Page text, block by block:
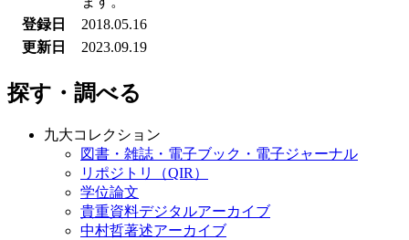
登録日
2018.05.16
更新日
2023.09.19
探す・調べる
九大コレクション
図書・雑誌・電子ブック・電子ジャーナル
リポジトリ（QIR）
学位論文
貴重資料デジタルアーカイブ
中村哲著述アーカイブ